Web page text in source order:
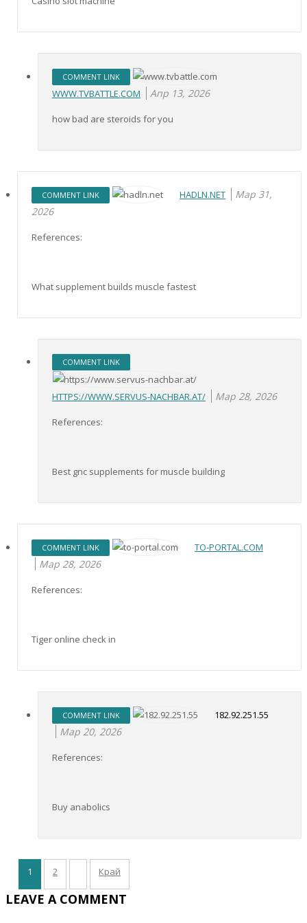
COMMENT LINK
WWW.TVBATTLE.COM Апр 13, 2026
how bad are steroids for you
COMMENT LINK HADLN.NET
Мар 31,
2026
References:
What supplement builds muscle fastest
COMMENT LINK
HTTPS://WWW.SERVUS-NACHBAR.AT/ Мар 28, 2026
References:
Best gnc supplements for muscle building
COMMENT LINK TO-PORTAL.COM
Мар 28, 2026
References:
Tiger online check in
COMMENT LINK 182.92.251.55
Мар 20, 2026
References:
Buy anabolics
1 2 Край
LEAVE A COMMENT